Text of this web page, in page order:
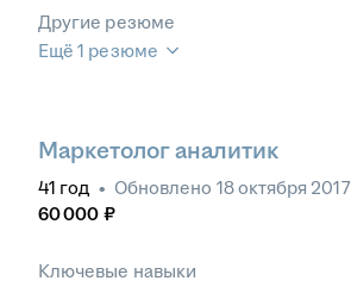
Другие резюме
Ещё 1 резюме
Маркетолог аналитик
41 год • Обновлено 18 октября 2017
60 000 ₽
Ключевые навыки